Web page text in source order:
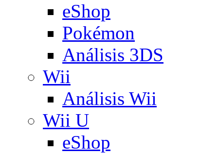
eShop
Pokémon
Análisis 3DS
Wii
Análisis Wii
Wii U
eShop